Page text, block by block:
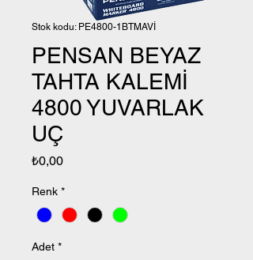
Stok kodu: PE4800-1BTMAVİ
PENSAN BEYAZ
TAHTA KALEMİ
4800 YUVARLAK
UÇ
₺0,00Fiyat
Renk *
Adet *